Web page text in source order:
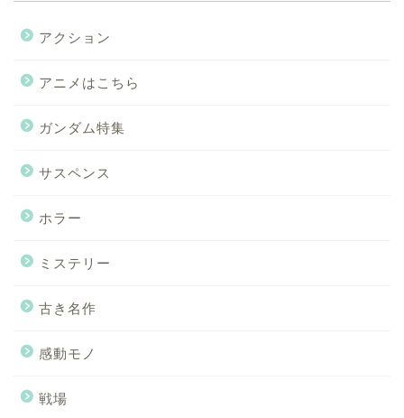
アクション
アニメはこちら
ガンダム特集
サスペンス
ホラー
ミステリー
古き名作
感動モノ
戦場